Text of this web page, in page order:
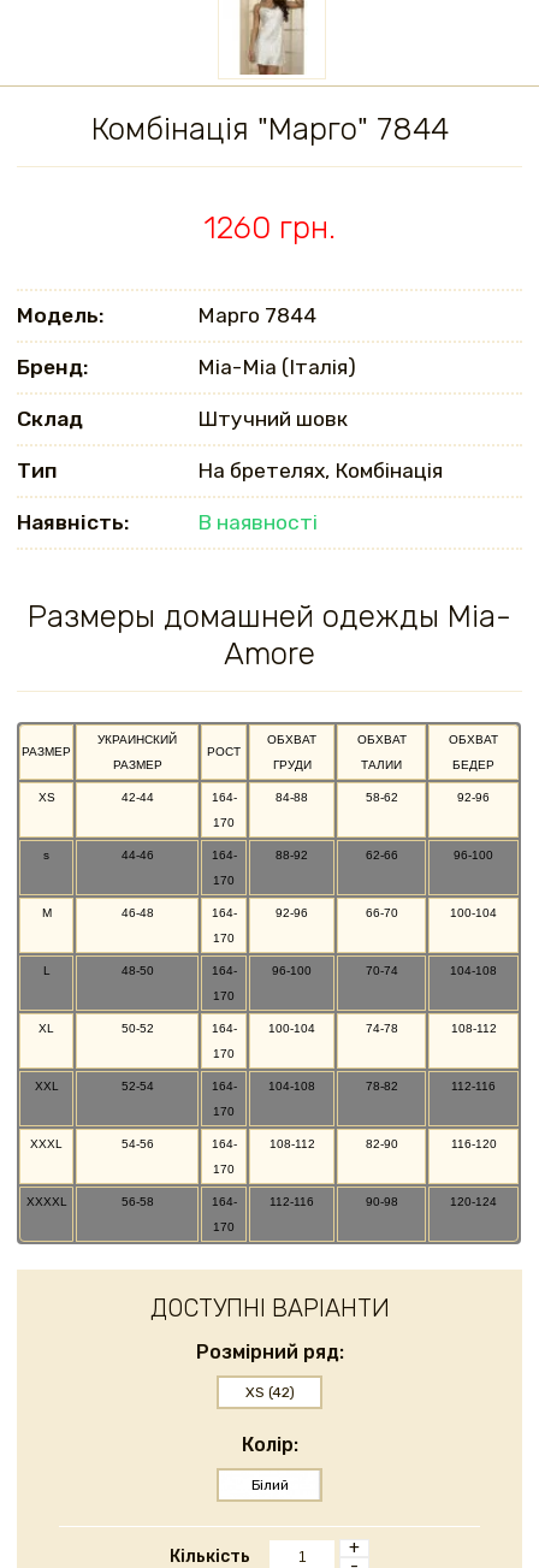
Комбінація "Марго" 7844
1260 грн.
Модель: Марго 7844
Бренд: Mia-Mia (Італія)
Склад Штучний шовк
Тип На бретелях, Комбінація
Наявність: В наявності
Размеры домашней одежды Mia-
Amore
РАЗМЕР
УКРАИНСКИЙ
РАЗМЕР
РОСТ
ОБХВАТ
ГРУДИ
ОБХВАТ
ТАЛИИ
ОБХВАТ
БЕДЕР
XS 42-44
164-
170
84-88 58-62 92-96
s 44-46
164-
170
88-92 62-66 96-100
M 46-48
164-
170
92-96 66-70 100-104
L 48-50
164-
170
96-100 70-74 104-108
XL 50-52
164-
170
100-104 74-78 108-112
XXL 52-54
164-
170
104-108 78-82 112-116
XXXL 54-56
164-
170
108-112 82-90 116-120
XXXXL 56-58
164-
170
112-116 90-98 120-124
ДОСТУПНІ ВАРІАНТИ
Розмірний ряд:
XS (42)
Колір:
Білий
Кількість
+